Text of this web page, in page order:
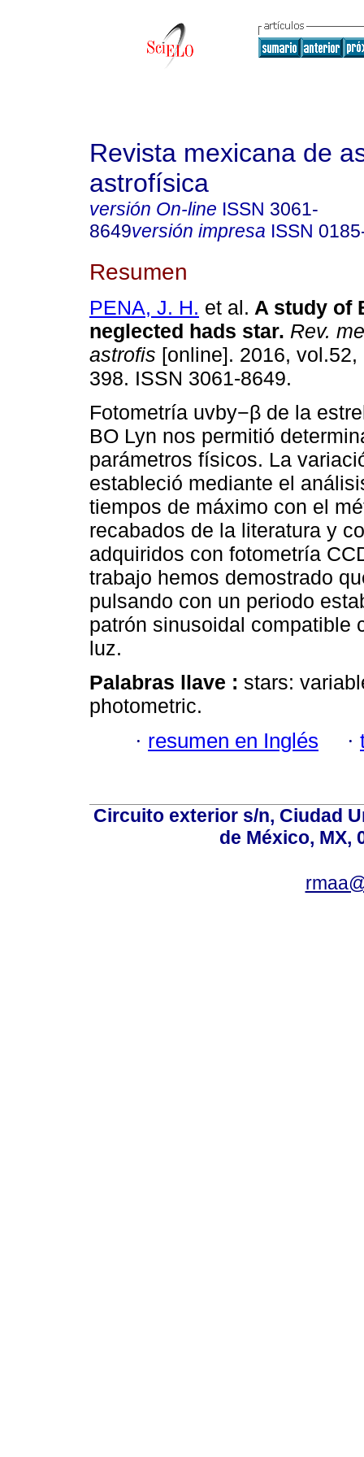
Revista mexicana de
astrofísica
versión On-line ISSN 3061-
8649versión impresa ISSN
Resumen
PENA, J. H. et al. A study of
neglected hads star. Rev.
astrofis [online]. 2016, vol.52,
398. ISSN 3061-8649.
Fotometría uvby−β de la
BO Lyn nos permitió
parámetros físicos. La
estableció mediante el
tiempos de máximo con el
recabados de la literatura y
adquiridos con fotometría
trabajo hemos demostrado
pulsando con un periodo
patrón sinusoidal compatible
luz.
Palabras llave : stars:
photometric.
· resumen en Inglés ·
Circuito exterior s/n, Ciudad
de México, MX,